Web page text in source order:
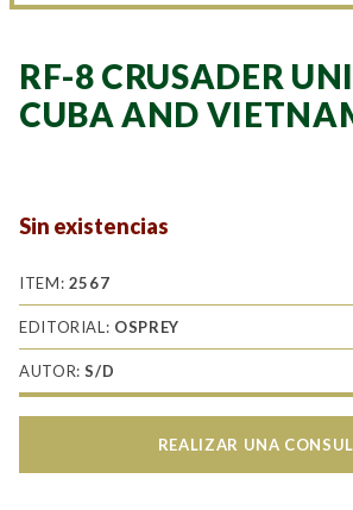
RF-8 CRUSADER
CUBA AND
Sin existencias
ITEM: 2567
EDITORIAL: OSPREY
AUTOR:S/D
REALIZAR UNA